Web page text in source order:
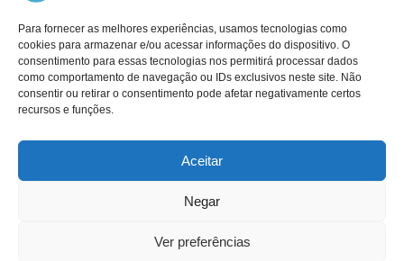
Para fornecer as melhores experiências, usamos tecnologias como
cookies para armazenar e/ou acessar informações do dispositivo. O
consentimento para essas tecnologias nos permitirá processar dados
como comportamento de navegação ou IDs exclusivos neste site. Não
consentir ou retirar o consentimento pode afetar negativamente certos
recursos e funções.
Aceitar
Negar
Ver preferências
Godfather ipsum dolor sit amet.
Only don’t tell me you’re innocent
Comentários
Categorias